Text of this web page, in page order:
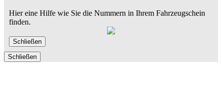
Hier eine Hilfe wie Sie die Nummern in Ihrem Fahrzeugschein
finden.
Schließen
Schließen